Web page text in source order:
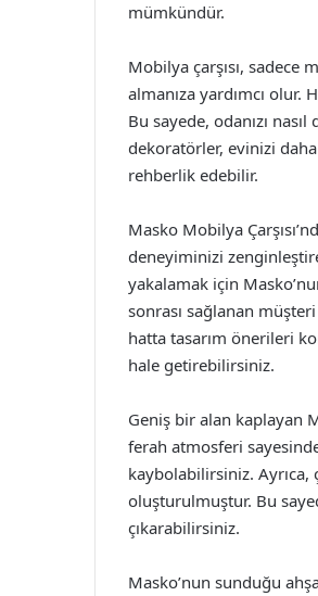
mümkündür.
Mobilya çarşısı, sadece
almanıza yardımcı
Bu sayede, odanızı
dekoratörler, evinizi
rehberlik edebilir.
Masko Mobilya
deneyiminizi
yakalamak için
sonrası sağlanan
hatta tasarım önerileri
hale getirebilirsiniz.
Geniş bir alan kaplayan
ferah atmosferi
kaybolabilirsiniz.
oluşturulmuştur. Bu
çıkarabilirsiniz.
Masko’nun sunduğu